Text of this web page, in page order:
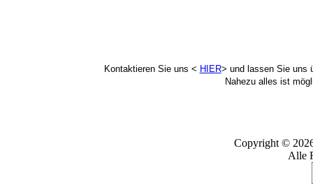
Kontaktieren Sie uns < HIER> und lassen Sie uns
Nahezu alles ist
Copyright ©
Alle